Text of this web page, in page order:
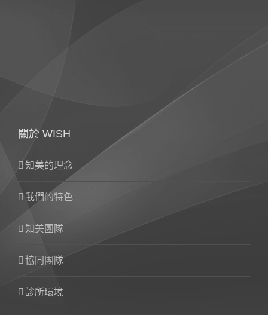
關於 WISH
知美的理念
我們的特色
知美團隊
協同團隊
診所環境